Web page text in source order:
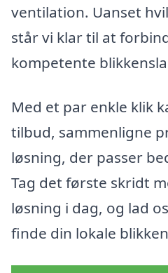
ventilation. Uanset
står vi klar til at
kompetente
Med et par enkle klik
tilbud, sammenligne
løsning, der passer
Tag det første skridt
løsning i dag, og lad
finde din lokale